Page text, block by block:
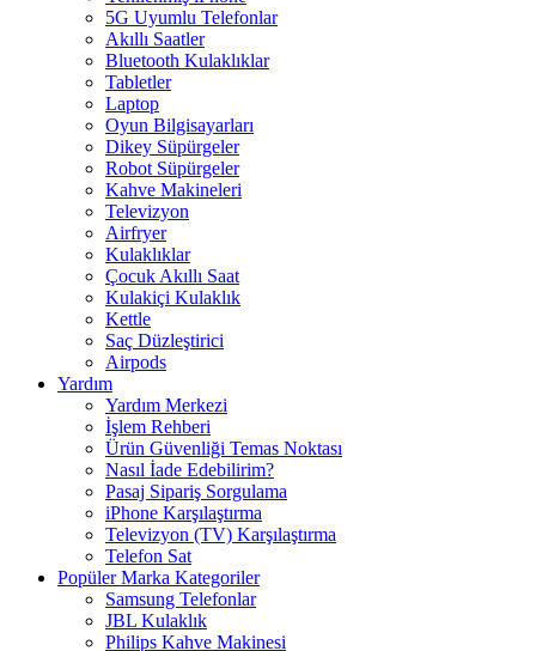
5G Uyumlu Telefonlar
Akıllı Saatler
Bluetooth Kulaklıklar
Tabletler
Laptop
Oyun Bilgisayarları
Dikey Süpürgeler
Robot Süpürgeler
Kahve Makineleri
Televizyon
Airfryer
Kulaklıklar
Çocuk Akıllı Saat
Kulakiçi Kulaklık
Kettle
Saç Düzleştirici
Airpods
Yardım
Yardım Merkezi
İşlem Rehberi
Ürün Güvenliği Temas Noktası
Nasıl İade Edebilirim?
Pasaj Sipariş Sorgulama
iPhone Karşılaştırma
Televizyon (TV) Karşılaştırma
Telefon Sat
Popüler Marka Kategoriler
Samsung Telefonlar
JBL Kulaklık
Philips Kahve Makinesi